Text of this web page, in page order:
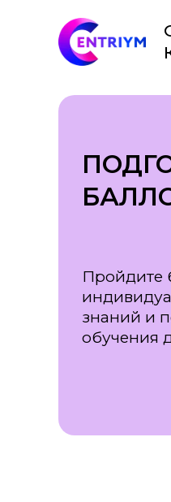
Пройдите
знаний и
обучения